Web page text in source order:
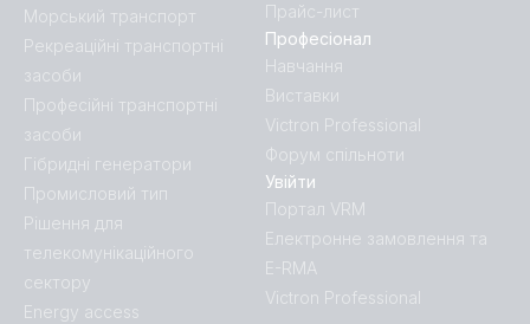
Морський транспорт
Рекреаційні транспортні
засоби
Професійні транспортні
засоби
Гібридні генератори
Промисловий тип
Рішення для
телекомунікаційного
сектору
Energy access
Прайс-лист
Професіонал
Навчання
Виставки
Victron Professional
Форум спільноти
Увійти
Портал VRM
Електронне замовлення та
E-RMA
Victron Professional